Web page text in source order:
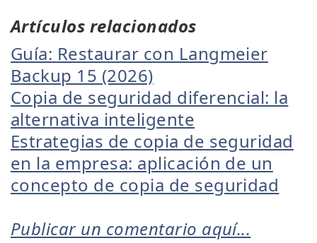
Artículos relacionados
Guía: Restaurar con Langmeier
Backup 15 (2026)
Copia de seguridad diferencial: la
alternativa inteligente
Estrategias de copia de seguridad
en la empresa: aplicación de un
concepto de copia de seguridad
Publicar un comentario aquí...